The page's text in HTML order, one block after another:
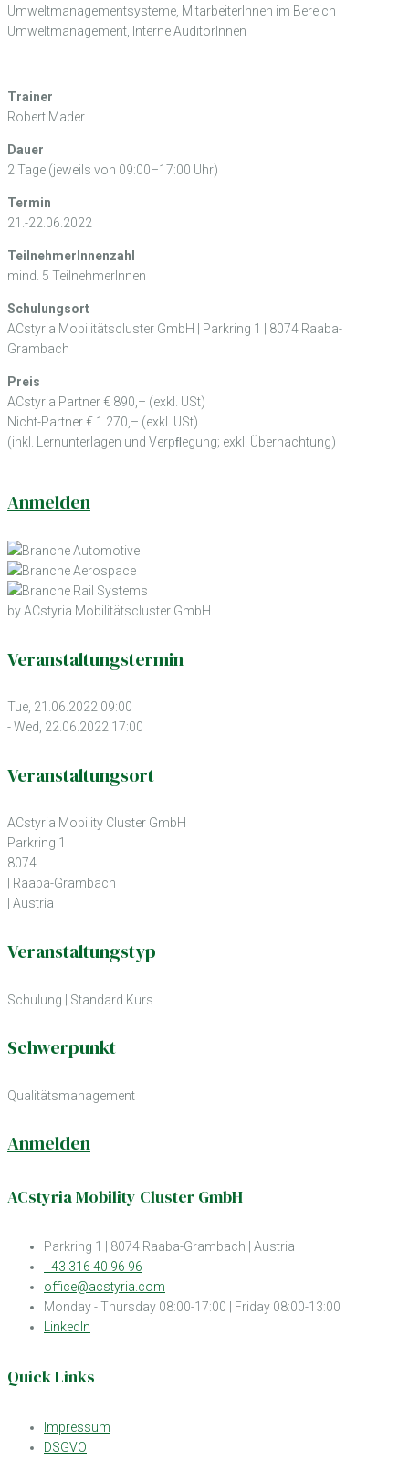
Umweltmanagementsysteme, MitarbeiterInnen im Bereich
Umweltmanagement, Interne AuditorInnen
Trainer
Robert Mader
Dauer
2 Tage (jeweils von 09:00–17:00 Uhr)
Termin
21.-22.06.2022
TeilnehmerInnenzahl
mind. 5 TeilnehmerInnen
Schulungsort
ACstyria Mobilitätscluster GmbH | Parkring 1 | 8074 Raaba-
Grambach
Preis
ACstyria Partner € 890,– (exkl. USt)
Nicht-Partner € 1.270,– (exkl. USt)
(inkl. Lernunterlagen und Verpﬂegung; exkl. Übernachtung)
Anmelden
by ACstyria Mobilitätscluster GmbH
Veranstaltungstermin
Tue, 21.06.2022 09:00
- Wed, 22.06.2022 17:00
Veranstaltungsort
ACstyria Mobility Cluster GmbH
Parkring 1
8074
| Raaba-Grambach
| Austria
Veranstaltungstyp
Schulung | Standard Kurs
Schwerpunkt
Qualitätsmanagement
Anmelden
ACstyria Mobility Cluster GmbH
Parkring 1 | 8074 Raaba-Grambach | Austria
+43 316 40 96 96
office@acstyria.com
Monday - Thursday 08:00-17:00 | Friday 08:00-13:00
LinkedIn
Quick Links
Impressum
DSGVO